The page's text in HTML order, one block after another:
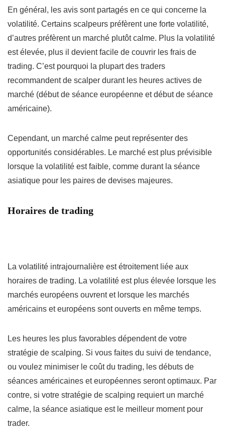
En général, les avis sont partagés en ce qui concerne la
volatilité. Certains scalpeurs préfèrent une forte volatilité,
d’autres préfèrent un marché plutôt calme. Plus la volatilité
est élevée, plus il devient facile de couvrir les frais de
trading. C’est pourquoi la plupart des traders
recommandent de scalper durant les heures actives de
marché (début de séance européenne et début de séance
américaine).
Cependant, un marché calme peut représenter des
opportunités considérables. Le marché est plus prévisible
lorsque la volatilité est faible, comme durant la séance
asiatique pour les paires de devises majeures.
Horaires de trading
La volatilité intrajournalière est étroitement liée aux
horaires de trading. La volatilité est plus élevée lorsque les
marchés européens ouvrent et lorsque les marchés
américains et européens sont ouverts en même temps.
Les heures les plus favorables dépendent de votre
stratégie de scalping. Si vous faites du suivi de tendance,
ou voulez minimiser le coût du trading, les débuts de
séances américaines et européennes seront optimaux. Par
contre, si votre stratégie de scalping requiert un marché
calme, la séance asiatique est le meilleur moment pour
trader.